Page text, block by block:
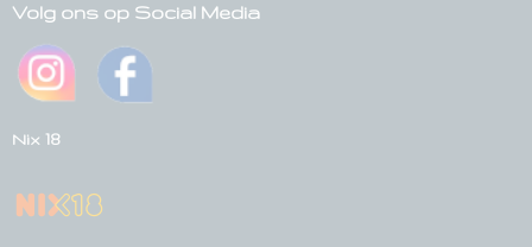
Volg ons op Social Media
Nix 18